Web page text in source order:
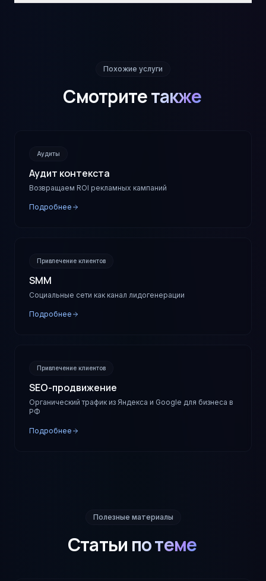
Похожие услуги
Смотритетакже
Аудиты
Аудит контекста
Возвращаем ROI рекламных кампаний
Подробнее
Привлечение клиентов
SMM
Социальные сети как канал лидогенерации
Подробнее
Привлечение клиентов
SEO-продвижение
Органический трафик из Яндекса и Google для бизнеса в
РФ
Подробнее
Полезные материалы
Статьи по теме